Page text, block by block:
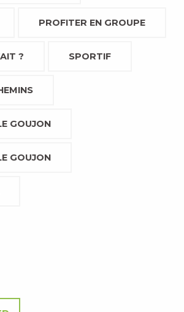
PROFITER EN GROUPE
? SPORTIF
GOUJON
GOUJON